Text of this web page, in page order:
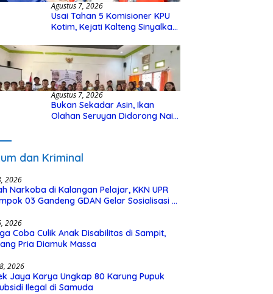
Agustus 7, 2026
Usai Tahan 5 Komisioner KPU
Kotim, Kejati Kalteng Sinyalkan
Hibah Rp40 Miliar
Agustus 7, 2026
Bukan Sekadar Asin, Ikan
Olahan Seruyan Didorong Naik
dan Kriminal
2026
Narkoba di Kalangan Pelajar, KKN UPR
03 Gandeng GDAN Gelar Sosialisasi di
2026
Coba Culik Anak Disabilitas di Sampit,
Pria Diamuk Massa
2026
Jaya Karya Ungkap 80 Karung Pupuk
Ilegal di Samuda